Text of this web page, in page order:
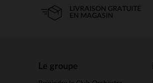
LIVRAISON GRATUITE
EN MAGASIN
Le groupe